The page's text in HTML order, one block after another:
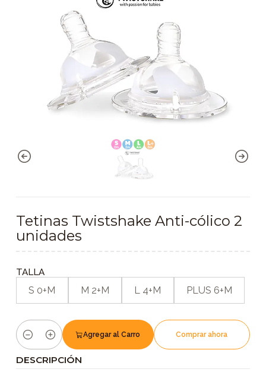
Tetinas Twistshake Anti-cólico 2
unidades
TALLA
S 0+M M 2+M L 4+M PLUS 6+M
Cantidad
Agregar al Carro Comprar ahora
DESCRIPCIÓN